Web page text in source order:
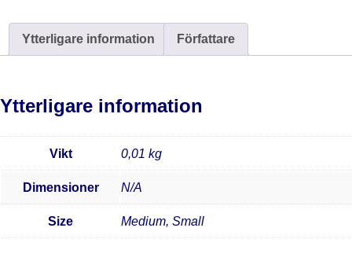
Ytterligare information Författare
Ytterligare information
Vikt 0,01 kg
Dimensioner N/A
Size Medium, Small